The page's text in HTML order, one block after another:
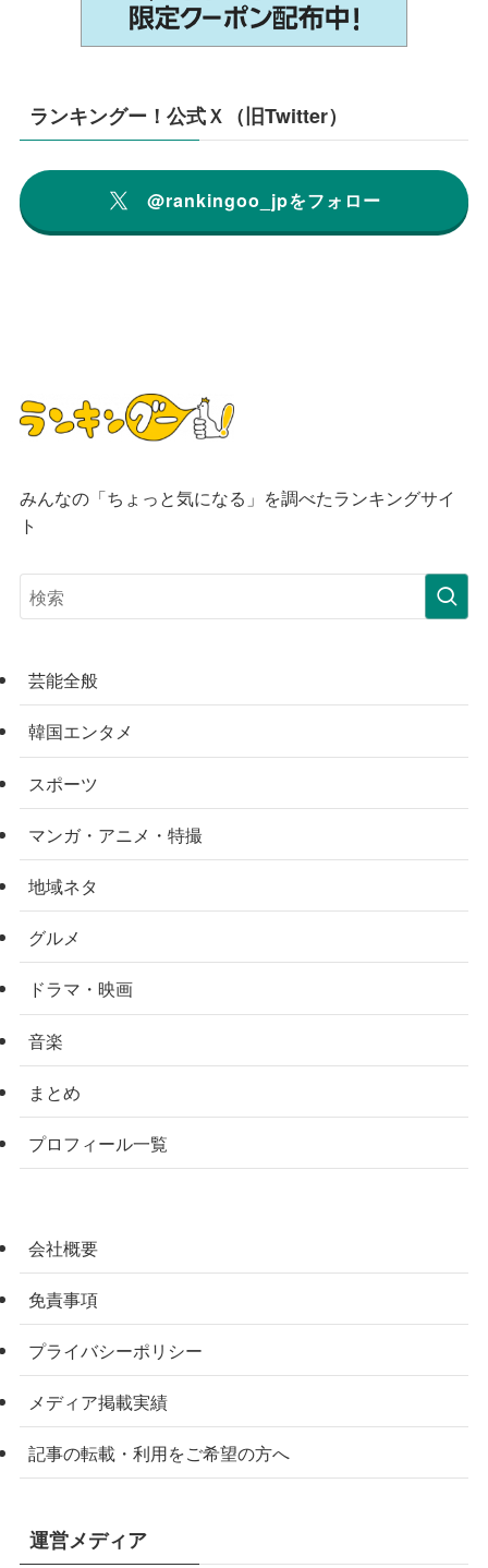
ランキングー！公式Ｘ（旧Twitter）
@rankingoo_jpをフォロー
みんなの「ちょっと気になる」を調べたランキングサイ
ト
芸能全般
韓国エンタメ
スポーツ
マンガ・アニメ・特撮
地域ネタ
グルメ
ドラマ・映画
音楽
まとめ
プロフィール一覧
会社概要
免責事項
プライバシーポリシー
メディア掲載実績
記事の転載・利用をご希望の方へ
運営メディア